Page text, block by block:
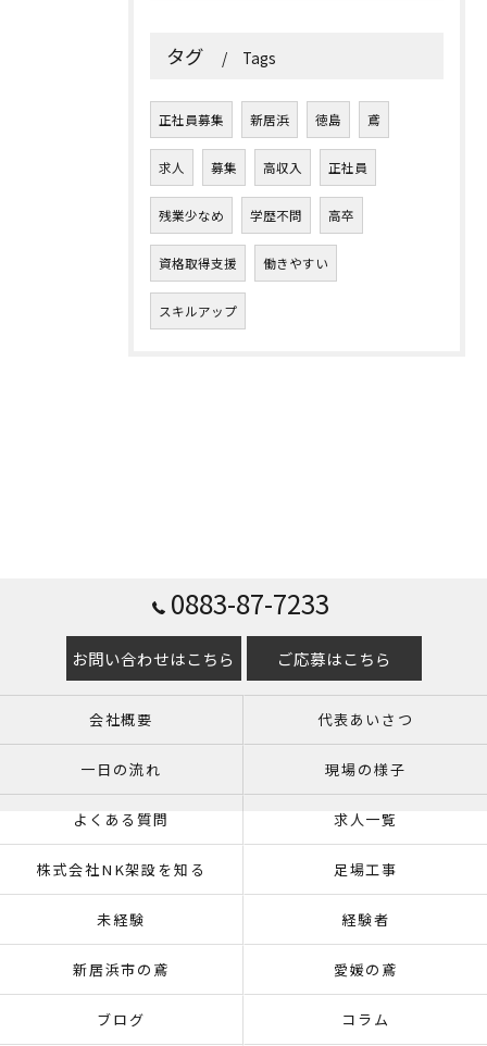
タグ Tags
正社員募集 新居浜 徳島 鳶
求人 募集 高収入 正社員
残業少なめ 学歴不問 高卒
資格取得支援 働きやすい
スキルアップ
0883-87-7233
お問い合わせはこちら ご応募はこちら
会社概要 代表あいさつ
一日の流れ 現場の様子
よくある質問 求人一覧
株式会社NK架設を知る 足場工事
未経験 経験者
新居浜市の鳶 愛媛の鳶
ブログ コラム